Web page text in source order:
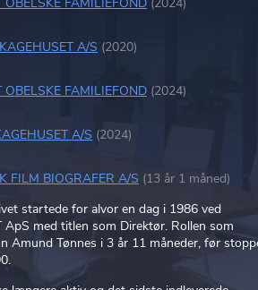
A/S (2020)
OBELSKE FAMILIEFOND (2024)
A/S (2024)
FILM BIOGRAFER A/S (13 år 1 måned)
startede for alvor en dag i 1986 ved
ApS med titlen som Direktør. Rollen som
Amund Tønnes i 3 år 11 måneder, før